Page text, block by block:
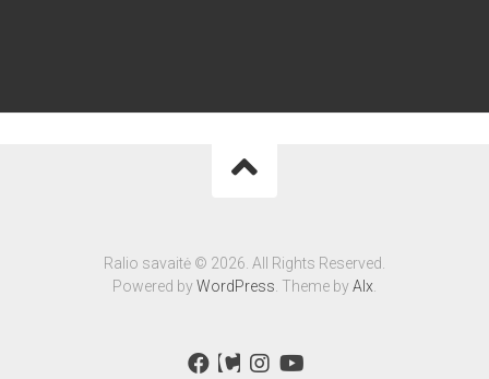
Ralio savaitė © 2026. All Rights Reserved.
Powered byWordPress . Theme byAlx